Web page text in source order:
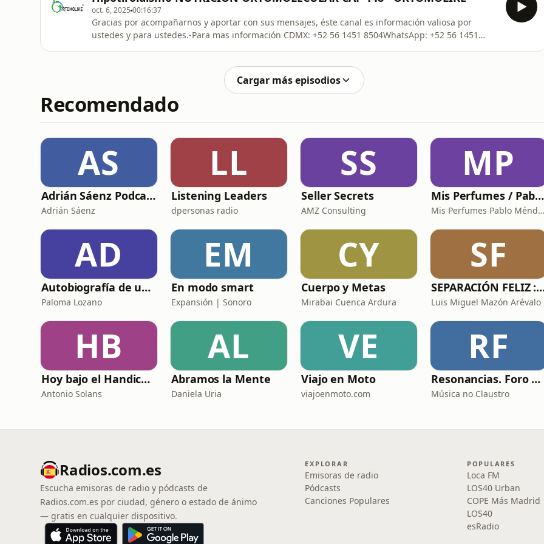
oct. 6, 2025 00:16:37
Gracias por acompañarnos y aportar con sus mensajes, éste canal es información valiosa por
ustedes y para ustedes.-Para mas información CDMX: +52 56 1451 8504WhatsApp: +52 56 1451
Cargar más episodios
Recomendado
AS
Adrián Sáenz Podcast
Adrián Sáenz
LL
Listening Leaders
dpersonas radio
SS
Seller Secrets
AMZ Consulting
MP
Mis Perfumes / Pablo Méndez
Mis Perfumes Pablo Méndez
AD
Autobiografía de un Yogui con sitar
Paloma Lozano
EM
En modo smart
Expansión | Sonoro
CY
Cuerpo y Metas
Mirabai Cuenca Ardura
SF
SEPARACIÓN FELIZ :
Luis Miguel Mazón Arévalo
HB
Hoy bajo el Handicap | Podcast de Golf
Antonio Solans
AL
Abramos la Mente
Daniela Uria
VE
Viajo en Moto
viajoenmoto.com
RF
Resonancias. Foro profesional de instrumentos musicais
Música no Claustro
Radios.com.es
Escucha emisoras de radio y pódcasts de
Radios.com.es por ciudad, género o estado de ánimo
— gratis en cualquier dispositivo.
EXPLORAR
Emisoras de radio
Pódcasts
Canciones Populares
POPULARES
Loca FM
LOS40 Urban
COPE Más Madrid
LOS40
esRadio